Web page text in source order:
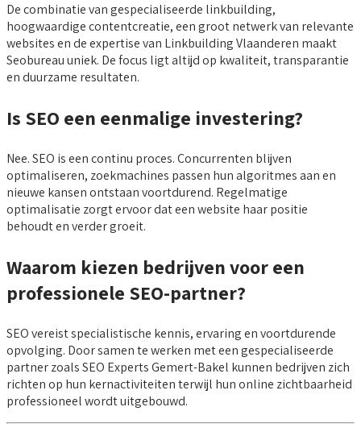
De combinatie van gespecialiseerde linkbuilding,
hoogwaardige contentcreatie, een groot netwerk van relevante
websites en de expertise van Linkbuilding Vlaanderen maakt
Seobureau uniek. De focus ligt altijd op kwaliteit, transparantie
en duurzame resultaten.
Is SEO een eenmalige investering?
Nee. SEO is een continu proces. Concurrenten blijven
optimaliseren, zoekmachines passen hun algoritmes aan en
nieuwe kansen ontstaan voortdurend. Regelmatige
optimalisatie zorgt ervoor dat een website haar positie
behoudt en verder groeit.
Waarom kiezen bedrijven voor een
professionele SEO-partner?
SEO vereist specialistische kennis, ervaring en voortdurende
opvolging. Door samen te werken met een gespecialiseerde
partner zoals SEO Experts Gemert-Bakel kunnen bedrijven zich
richten op hun kernactiviteiten terwijl hun online zichtbaarheid
professioneel wordt uitgebouwd.